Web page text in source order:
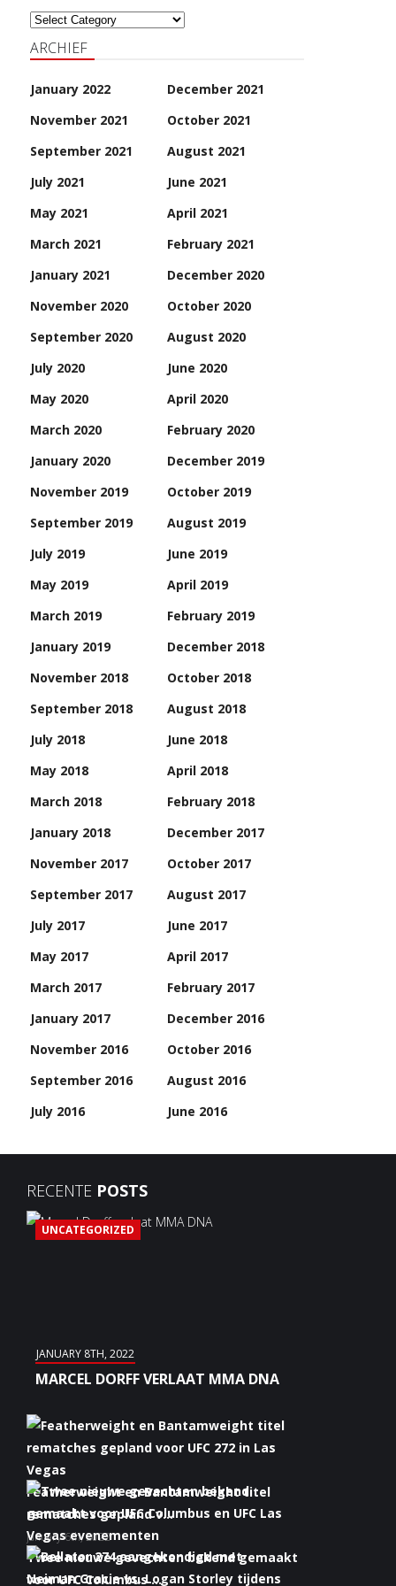
Categoriën
ARCHIEF
January 2022
December 2021
November 2021
October 2021
September 2021
August 2021
July 2021
June 2021
May 2021
April 2021
March 2021
February 2021
January 2021
December 2020
November 2020
October 2020
September 2020
August 2020
July 2020
June 2020
May 2020
April 2020
March 2020
February 2020
January 2020
December 2019
November 2019
October 2019
September 2019
August 2019
July 2019
June 2019
May 2019
April 2019
March 2019
February 2019
January 2019
December 2018
November 2018
October 2018
September 2018
August 2018
July 2018
June 2018
May 2018
April 2018
March 2018
February 2018
January 2018
December 2017
November 2017
October 2017
September 2017
August 2017
July 2017
June 2017
May 2017
April 2017
March 2017
February 2017
January 2017
December 2016
November 2016
October 2016
September 2016
August 2016
July 2016
June 2016
RECENTE POSTS
UNCATEGORIZED
JANUARY 8TH, 2022
MARCEL DORFF VERLAAT MMA DNA
Featherweight en Bantamweight titel
rematches gepland v...
January 6th, 2022
Twee nieuwe gevechten bekend gemaakt
voor UFC Columbus ...